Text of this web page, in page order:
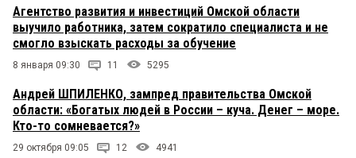
Агентство развития и инвестиций Омской области
выучило работника, затем сократило специалиста и не
смогло взыскать расходы за обучение
8 января 09:30 11 5295
Андрей ШПИЛЕНКО, зампред правительства Омской
области: «Богатых людей в России – куча. Денег – море.
Кто-то сомневается?»
29 октября 09:05 12 4941